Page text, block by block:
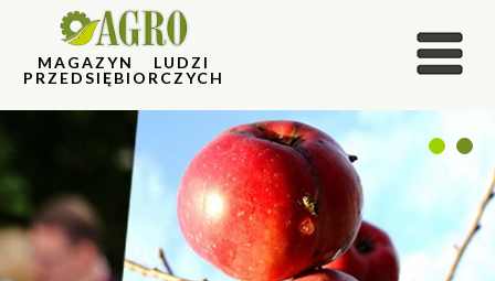
MAGAZYN LUDZI
PRZEDSIĘBIORCZYCH
1 2